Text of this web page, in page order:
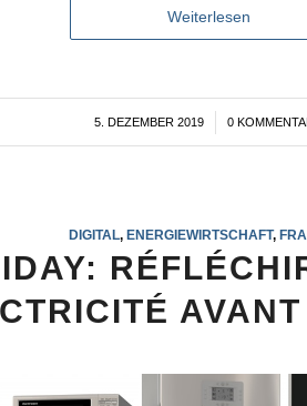
Weiterlesen
5. DEZEMBER 2019
/ 0
DIGITAL, ENERGIEWIRTSCHAFT,